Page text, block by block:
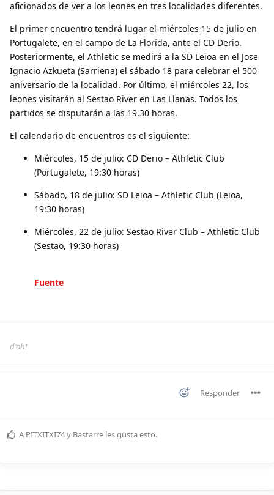
aficionados de ver a los leones en tres localidades diferentes.
El primer encuentro tendrá lugar el miércoles 15 de julio en
Portugalete, en el campo de La Florida, ante el CD Derio.
Posteriormente, el Athletic se medirá a la SD Leioa en el Jose
Ignacio Azkueta (Sarriena) el sábado 18 para celebrar el 500
aniversario de la localidad. Por último, el miércoles 22, los
leones visitarán al Sestao River en Las Llanas. Todos los
partidos se disputarán a las 19.30 horas.
El calendario de encuentros es el siguiente:
Miércoles, 15 de julio: CD Derio – Athletic Club
(Portugalete, 19:30 horas)
Sábado, 18 de julio: SD Leioa – Athletic Club (Leioa,
19:30 horas)
Miércoles, 22 de julio: Sestao River Club – Athletic Club
(Sestao, 19:30 horas)
Fuente
d'oh!
Responder
A PITXITXI74y Bastarre les gusta esto.